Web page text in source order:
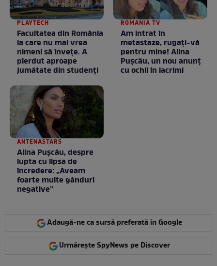
PLAYTECH
Facultatea din România
la care nu mai vrea
nimeni să înveţe. A
pierdut aproape
jumătate din studenţi
ROMANIA TV
Am intrat în
metastaze, rugaţi-vă
pentru mine! Alina
Puşcău, un nou anunţ
cu ochii în lacrimi
ANTENASTARS
Alina Pușcău, despre
lupta cu lipsa de
încredere: „Aveam
foarte multe gânduri
negative”
Adaugă-ne ca sursă preferată în Google
Urmărește SpyNews pe Discover